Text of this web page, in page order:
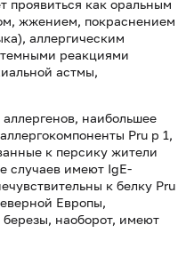
проявиться как оральным
жжением, покраснением
аллергическим
реакциями
астмы,
наибольшее
Pru p 1,
к персику жители
случаев имеют IgE-
к белку Pru
Европы,
наоборот, имеют